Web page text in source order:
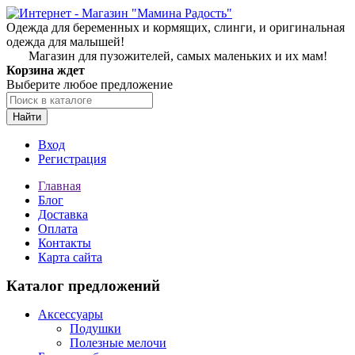
Одежда для беременных и кормящих, слинги, и оригинальная
одежда для малышей!
Магазин для пузожителей, самых маленьких и их мам!
Корзина ждет
Выберите любое предложение
Найти
Вход
Регистрация
Главная
Блог
Доставка
Оплата
Контакты
Карта сайта
Каталог предложений
Аксессуары
Подушки
Полезные мелочи